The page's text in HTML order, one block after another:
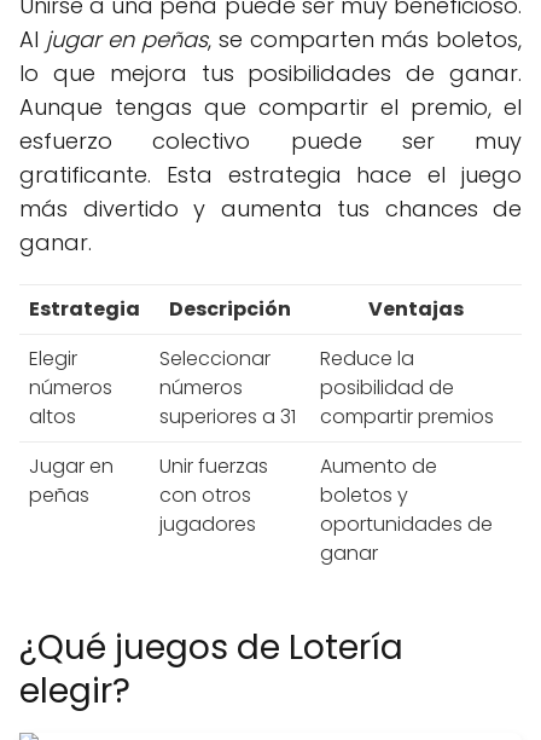
Al jugar en peñas, se comparten más boletos,
lo que mejora tus posibilidades de ganar.
Aunque tengas que compartir el premio, el
esfuerzo colectivo puede ser muy
gratificante. Esta estrategia hace el juego
más divertido y aumenta tus chances de
ganar.
Estrategia Descripción
Ventajas
Elegir
números
altos
Seleccionar
números
superiores a 31
Reduce la
posibilidad de
compartir premios
Jugar en
peñas
Unir fuerzas
con otros
jugadores
Aumento de
boletos y
oportunidades de
ganar
¿Qué juegos de Lotería
elegir?